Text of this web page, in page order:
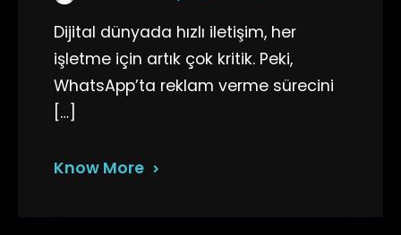
Dijital dünyada hızlı iletişim, her
işletme için artık çok kritik. Peki,
WhatsApp’ta reklam verme sürecini
[…]
Know More